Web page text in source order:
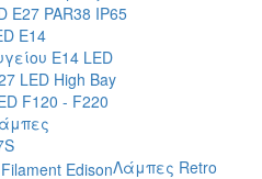
PAR38 IP65
E14
E14 LED
LED High Bay
F120 - F220
Λάμπες Retro